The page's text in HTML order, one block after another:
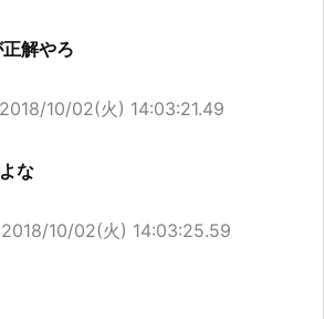
解やろ
2018/10/02(火) 14:03:21.49
な
2018/10/02(火) 14:03:25.59